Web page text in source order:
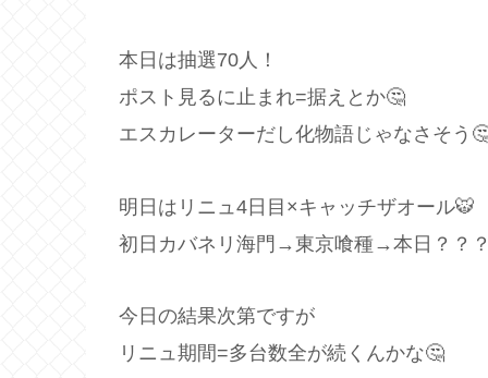
本日は抽選70人！
ポスト見るに止まれ=据えとか🤔
エスカレーターだし化物語じゃなさそう
明日はリニュ4日目×キャッチザオール🐯
初日カバネリ海門→東京喰種→本日？？
今日の結果次第ですが
リニュ期間=多台数全が続くんかな🤔